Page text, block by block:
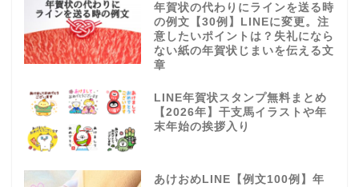
年賀状の代わりにラインを送る時
の例文【30例】LINEに変更。注
意したいポイントは？失礼になら
ない紙の年賀状じまいを伝える文
章
LINE年賀状スタンプ無料まとめ
【2026年】干支馬イラストや年
末年始の挨拶入り
あけおめLINE【例文100例】年